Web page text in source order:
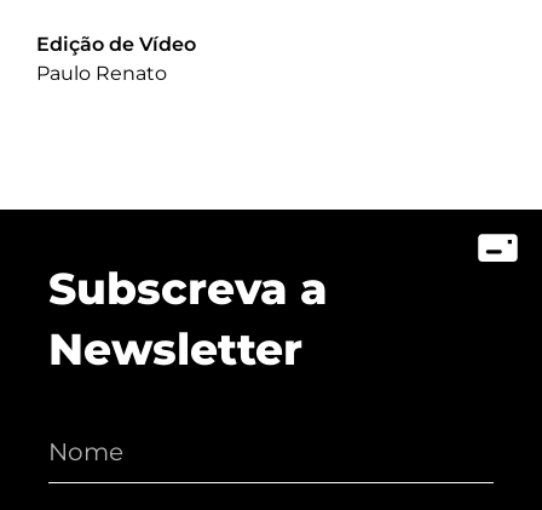
Edição de Vídeo
Paulo Renato
Subscreva a
Newsletter